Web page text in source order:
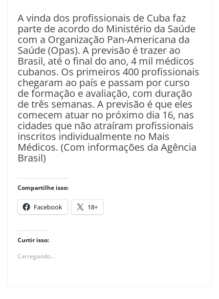
A vinda dos profissionais de Cuba faz
parte de acordo do Ministério da Saúde
com a Organização Pan-Americana da
Saúde (Opas). A previsão é trazer ao
Brasil, até o final do ano, 4 mil médicos
cubanos. Os primeiros 400 profissionais
chegaram ao país e passam por curso
de formação e avaliação, com duração
de três semanas. A previsão é que eles
comecem atuar no próximo dia 16, nas
cidades que não atraíram profissionais
inscritos individualmente no Mais
Médicos. (Com informações da Agência
Brasil)
Compartilhe isso:
Facebook 18+
Curtir isso:
Carregando...